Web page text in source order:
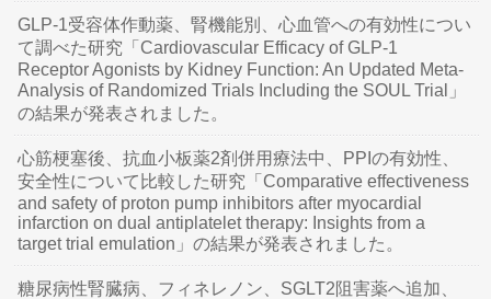
GLP-1受容体作動薬、腎機能別、心血管への有効性につい
て調べた研究「Cardiovascular Efficacy of GLP-1
Receptor Agonists by Kidney Function: An Updated Meta-
Analysis of Randomized Trials Including the SOUL Trial」
の結果が発表されました。
心筋梗塞後、抗血小板薬2剤併用療法中、PPIの有効性、
安全性について比較した研究「Comparative effectiveness
and safety of proton pump inhibitors after myocardial
infarction on dual antiplatelet therapy: Insights from a
target trial emulation」の結果が発表されました。
糖尿病性腎臓病、フィネレノン、SGLT2阻害薬へ追加、